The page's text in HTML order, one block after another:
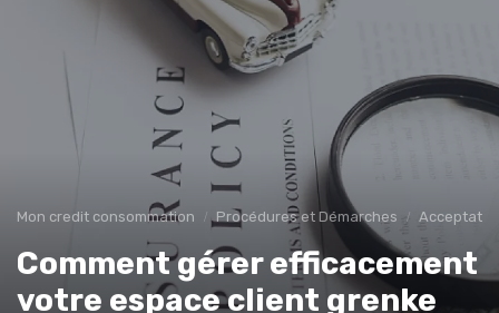
Mon credit consommation Procédures et Démarches
Comment gérer efficacement
votre espace client grenke